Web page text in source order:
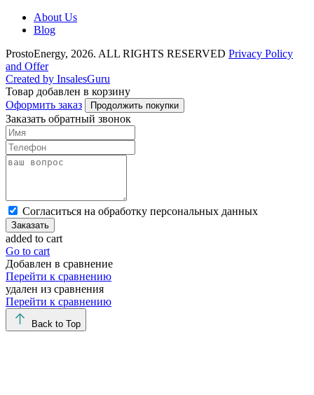
About Us
Blog
ProstoEnergy, 2026. ALL RIGHTS RESERVED Privacy Policy
and Offer
Created by InsalesGuru
Товар добавлен в корзину
Оформить заказ
Продолжить покупки
Заказать обратный звонок
Cогласиться на обработку персональных данных
Заказать
added to cart
Go to cart
Добавлен в сравнение
Перейти к сравнению
удален из сравнения
Перейти к сравнению
Back to Top